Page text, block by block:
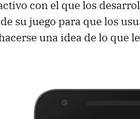
con el que los
su juego para que los
una idea de lo que